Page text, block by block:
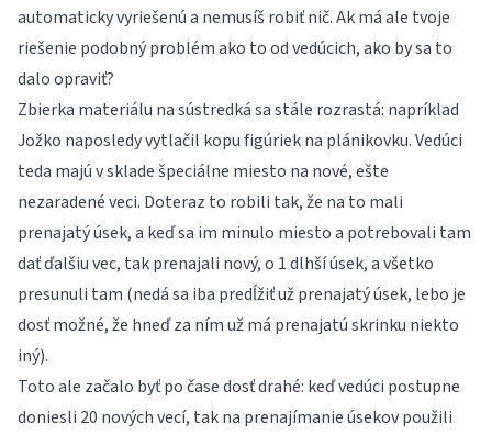
automaticky vyriešenú a nemusíš robiť nič. Ak má ale tvoje
riešenie podobný problém ako to od vedúcich, ako by sa to
dalo opraviť?
Zbierka materiálu na sústredká sa stále rozrastá: napríklad
Jožko naposledy vytlačil kopu figúriek na plánikovku. Vedúci
teda majú v sklade špeciálne miesto na nové, ešte
nezaradené veci. Doteraz to robili tak, že na to mali
prenajatý úsek, a keď sa im minulo miesto a potrebovali tam
dať ďalšiu vec, tak prenajali nový, o 1 dlhší úsek, a všetko
presunuli tam (nedá sa iba predĺžiť už prenajatý úsek, lebo je
dosť možné, že hneď za ním už má prenajatú skrinku niekto
iný).
Toto ale začalo byť po čase dosť drahé: keď vedúci postupne
doniesli 20 nových vecí, tak na prenajímanie úsekov použili